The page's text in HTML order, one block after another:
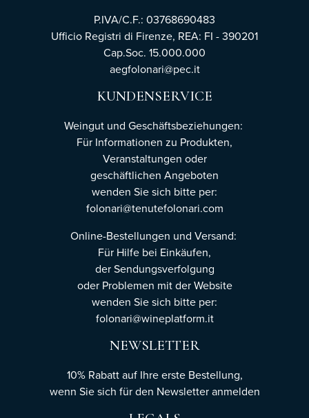
P.IVA/C.F.: 03768690483
Ufficio Registri di Firenze, REA: FI - 390201
Cap.Soc. 15.000.000
aegfolonari@pec.it
KUNDENSERVICE
Weingut und Geschäftsbeziehungen:
Für Informationen zu Produkten,
Veranstaltungen oder
geschäftlichen Angeboten
wenden Sie sich bitte per:
folonari@tenutefolonari.com
Online-Bestellungen und Versand:
Für Hilfe bei Einkäufen,
der Sendungsverfolgung
oder Problemen mit der Website
wenden Sie sich bitte per:
folonari@wineplatform.it
NEWSLETTER
10% Rabatt auf Ihre erste Bestellung,
wenn Sie sich für den Newsletteranmelden